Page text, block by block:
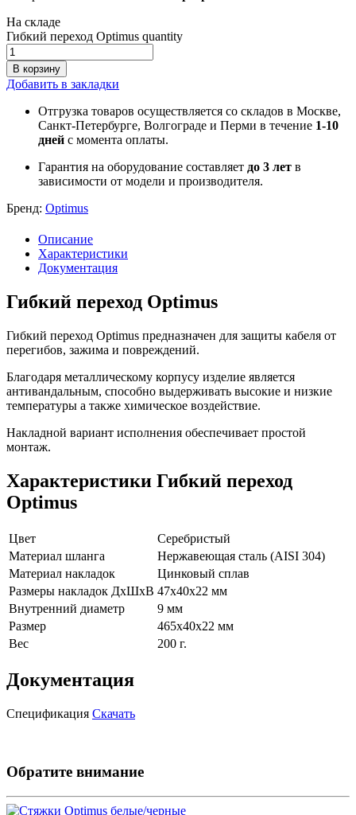
На складе
Гибкий переход Optimus quantity
В корзину
Добавить в закладки
Отгрузка товаров осуществляется со складов в Москве,
Санкт-Петербурге, Волгограде и Перми в течение 1-10
дней с момента оплаты.
Гарантия на оборудование составляет до 3 лет в
зависимости от модели и производителя.
Бренд: Optimus
Описание
Характеристики
Документация
Гибкий переход Optimus
Гибкий переход Optimus предназначен для защиты кабеля от
перегибов, зажима и повреждений.
Благодаря металлическому корпусу изделие является
антивандальным, способно выдерживать высокие и низкие
температуры а также химическое воздействие.
Накладной вариант исполнения обеспечивает простой
монтаж.
Характеристики Гибкий переход
Optimus
Цвет
Серебристый
Материал шланга
Нержавеющая сталь (AISI 304)
Материал накладок
Цинковый сплав
Размеры накладок ДхШхВ 47х40х22 мм
Внутренний диаметр
9 мм
Размер
465х40х22 мм
Вес
200 г.
Документация
Спецификация Скачать
Обратите внимание